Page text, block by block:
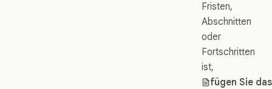
Fristen,
Abschnitten
oder
Fortschritten
ist,
fügen Sie das